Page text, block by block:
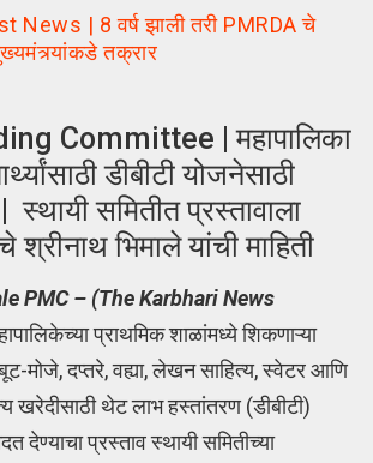
News | 8 वर्ष झाली तरी PMRDA चे
तक्रार
Committee | महापालिका
डीबीटी योजनेसाठी
समितीत प्रस्तावाला
श्रीनाथ भिमाले यांची माहिती
PMC – (The Karbhari News
प्राथमिक शाळांमध्ये शिकणाऱ्या
बूट-मोजे, दप्तरे, वह्या, लेखन साहित्य, स्वेटर आणि
खरेदीसाठी थेट लाभ हस्तांतरण (डीबीटी)
देण्याचा प्रस्ताव स्थायी समितीच्या